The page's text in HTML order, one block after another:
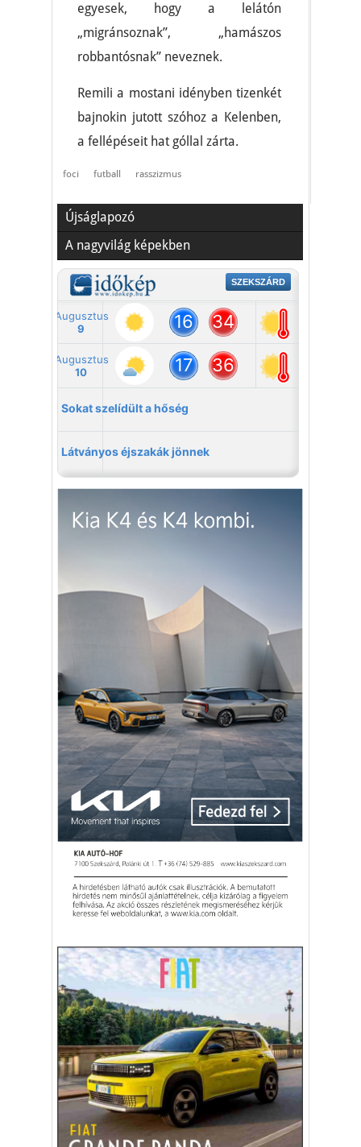
egyesek, hogy a lelátón
„migránsoznak”, „hamászos
robbantósnak” neveznek.
Remili a mostani idényben tizenkét
bajnokin jutott szóhoz a Kelenben,
a fellépéseit hat góllal zárta.
foci futball rasszizmus
Újságlapozó
A nagyvilág képekben